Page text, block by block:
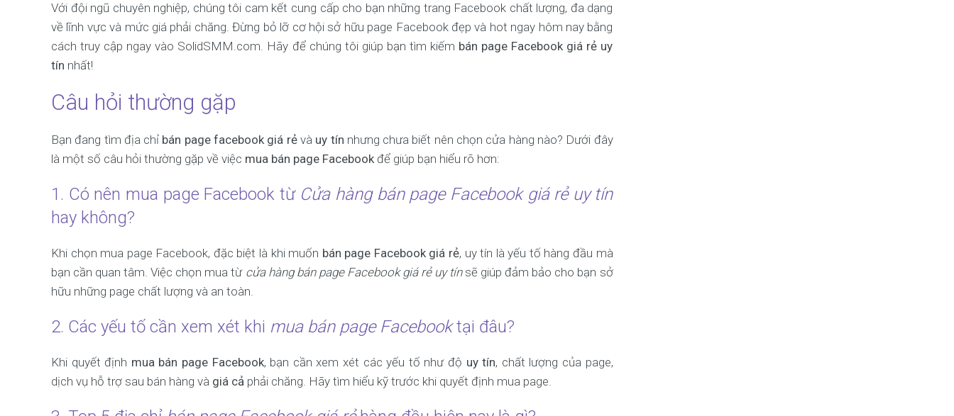
Với đội ngũ chuyên nghiệp, chúng tôi cam kết cung cấp cho bạn những trang Facebook chất lượng, đa dạng
về lĩnh vực và mức giá phải chăng. Đừng bỏ lỡ cơ hội sở hữu page Facebook đẹp và hot ngay hôm nay bằng
cách truy cập ngay vào SolidSMM.com. Hãy để chúng tôi giúp bạn tìm kiếm bán page Facebook giá rẻ uy
tín nhất!
Câu hỏi thường gặp
Bạn đang tìm địa chỉ bán page facebook giá rẻvà uy tín nhưng chưa biết nên chọn cửa hàng nào? Dưới đây
là một số câu hỏi thường gặp về việc mua bán page Facebook để giúp bạn hiểu rõ hơn:
1. Có nên mua page Facebook từ Cửa hàng bán page Facebook giá rẻ uy tín
hay không?
Khi chọn mua page Facebook, đặc biệt là khi muốn bán page Facebook giá rẻ, uy tín là yếu tố hàng đầu mà
bạn cần quan tâm. Việc chọn mua từ cửa hàng bán page Facebook giá rẻ uy tínsẽ giúp đảm bảo cho bạn sở
hữu những page chất lượng và an toàn.
2. Các yếu tố cần xem xét khi mua bán page Facebooktại đâu?
Khi quyết định mua bán page Facebook, bạn cần xem xét các yếu tố như độ uy tín, chất lượng của page,
dịch vụ hỗ trợ sau bán hàng và giá cả phải chăng. Hãy tìm hiểu kỹ trước khi quyết định mua page.